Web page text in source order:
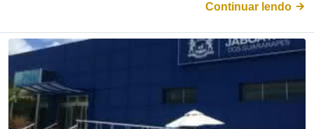
Continuar lendo